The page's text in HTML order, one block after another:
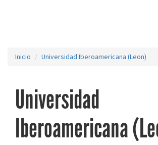
Inicio Universidad Iberoamericana (Leon)
Universidad
Iberoamericana